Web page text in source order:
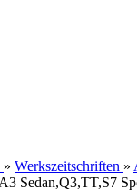
» Werkszeitschriften »